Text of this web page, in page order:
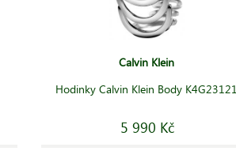
Calvin Klein
Hodinky Calvin Klein Body K4G23121
5 990 Kč